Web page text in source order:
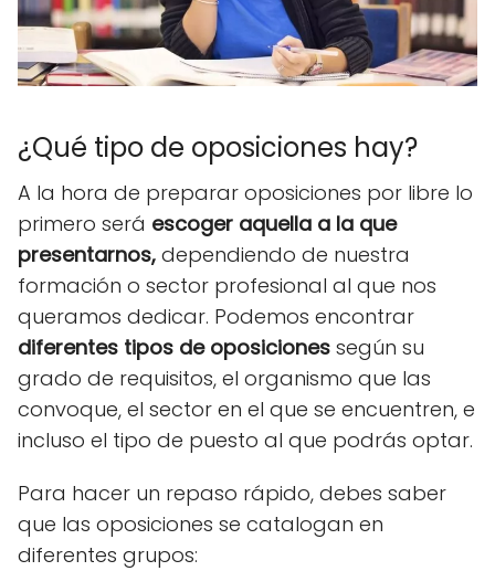
¿Qué tipo de oposiciones hay?
A la hora de preparar oposiciones por libre lo
primero será escoger aquella a la que
presentarnos, dependiendo de nuestra
formación o sector profesional al que nos
queramos dedicar. Podemos encontrar
diferentes tipos de oposiciones según su
grado de requisitos, el organismo que las
convoque, el sector en el que se encuentren, e
incluso el tipo de puesto al que podrás optar.
Para hacer un repaso rápido, debes saber
que las oposiciones se catalogan en
diferentes grupos: